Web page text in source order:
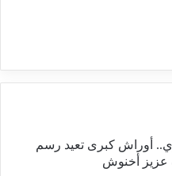
أوراش كبرى تعيد رسم
أخنوش